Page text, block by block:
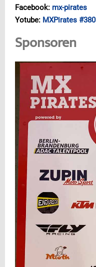
Facebook: mx-pirates
Yotube: MXPirates #380
Sponsoren